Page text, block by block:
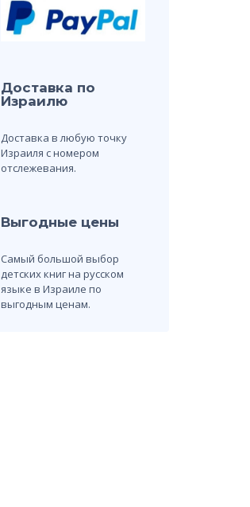
Доставка по
Израилю
Доставка в любую точку
Израиля с номером
отслежевания.
Выгодные цены
Самый большой выбор
детских книг на русском
языке в Израиле по
выгодным ценам.